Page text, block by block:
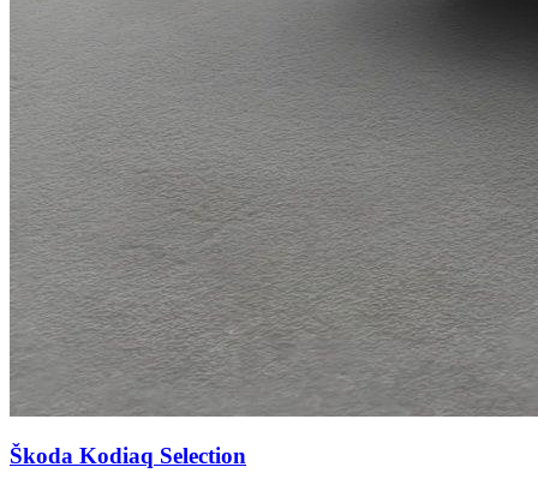
Škoda Kodiaq Selection